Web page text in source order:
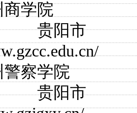
商学院
阳
警察学院
阳